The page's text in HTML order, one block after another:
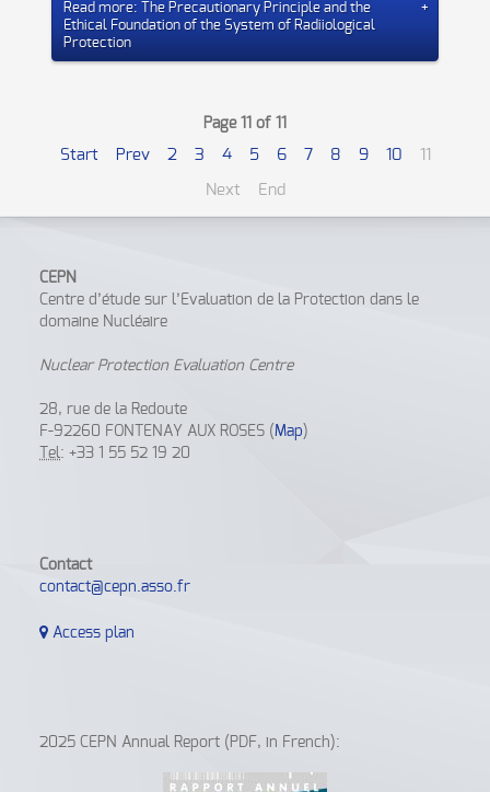
Read more: The Precautionary Principle and the
Ethical Foundation of the System of Radiiological
Protection
Page 11 of 11
Start Prev 2 3 4 5 6 7 8 9 10 11
Next End
CEPN
Centre d’étude sur l’Evaluation de la Protection dans le
domaine Nucléaire
Nuclear Protection Evaluation Centre
28, rue de la Redoute
F-92260 FONTENAY AUX ROSES (Map )
Tel: +33 1 55 52 19 20
Contact
contact@cepn.asso.fr
Access plan
2025 CEPN Annual Report (PDF, in French):